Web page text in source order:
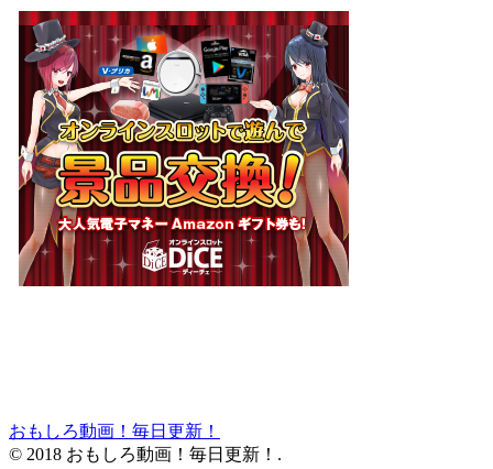
おもしろ動画！毎日更新！
© 2018 おもしろ動画！毎日更新！.